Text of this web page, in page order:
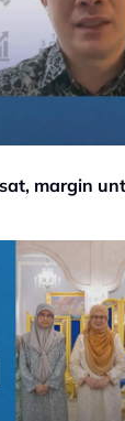
margin